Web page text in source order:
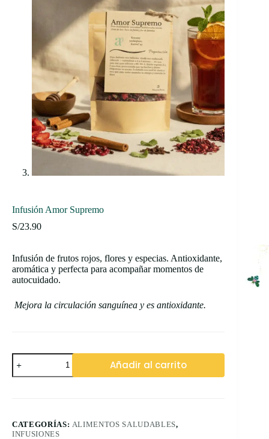
Infusión Amor Supremo
S/23.90
Infusión de frutos rojos, flores y especias. Antioxidante,
aromática y perfecta para acompañar momentos de
autocuidado.
Mejora la circulación sanguínea y es antioxidante.
Infusión
Amor
Supremo
Añadir al carrito
CATEGORÍAS: ALIMENTOS SALUDABLES,
INFUSIONES